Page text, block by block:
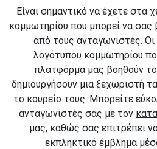
Είναι σημαντικό να έχετε στα
κομμωτηρίου που μπορεί να σας
από τους ανταγωνιστές. Οι
λογότυπου κομμωτηρίου
πλατφόρμα μας βοηθούν
δημιουργήσουν μια ξεχωριστή
το κουρείο τους. Μπορείτε
ανταγωνιστές σας με τον
μας, καθώς σας επιτρέπει
εκπληκτικό έμβλημα